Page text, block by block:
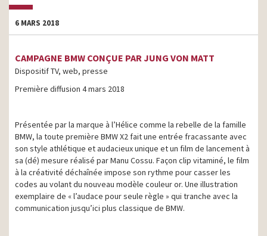
6 MARS 2018
CAMPAGNE BMW CONÇUE PAR JUNG VON MATT
Dispositif TV, web, presse
Première diffusion 4 mars 2018
Présentée par la marque à l’Hélice comme la rebelle de la famille
BMW, la toute première BMW X2 fait une entrée fracassante avec
son style athlétique et audacieux unique et un film de lancement à
sa (dé) mesure réalisé par Manu Cossu. Façon clip vitaminé, le film
à la créativité déchaînée impose son rythme pour casser les
codes au volant du nouveau modèle couleur or. Une illustration
exemplaire de « l’audace pour seule règle » qui tranche avec la
communication jusqu’ici plus classique de BMW.